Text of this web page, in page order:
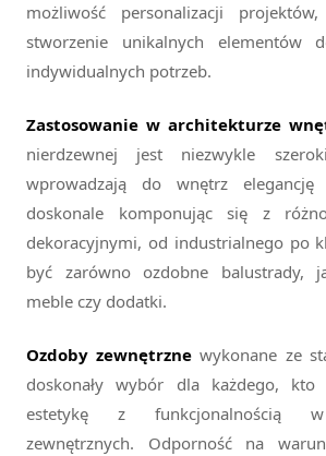
możliwość personalizacji
stworzenie unikalnych elementów
indywidualnych potrzeb.
Zastosowanie w architekturze
nierdzewnej jest niezwykle
wprowadzają do wnętrz elegancję
doskonale komponując się z
dekoracyjnymi, od industrialnego po
być zarówno ozdobne balustrady,
meble czy dodatki.
Ozdoby zewnętrzne wykonane ze
doskonały wybór dla każdego, kto
estetykę z funkcjonalnością w
zewnętrznych. Odporność na